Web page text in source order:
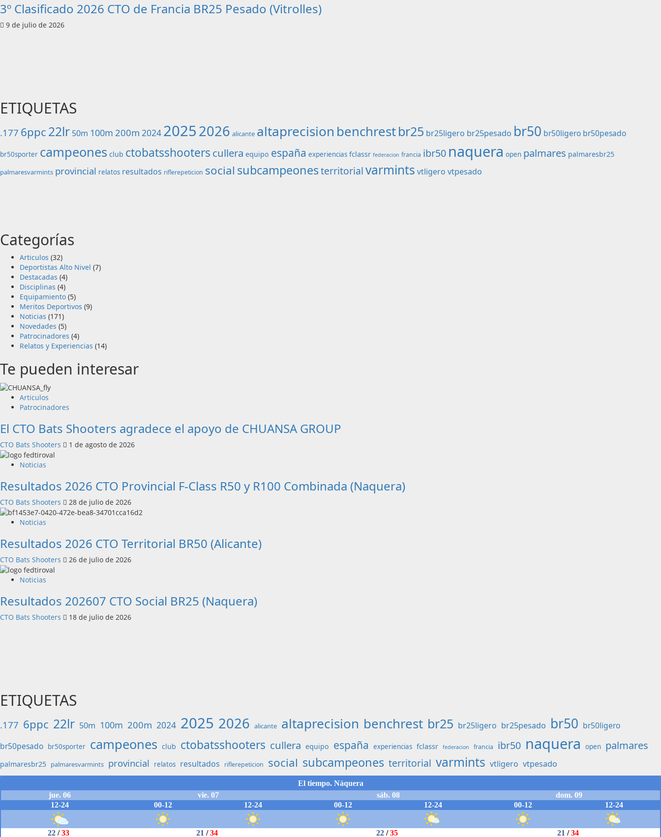
3º Clasificado 2026 CTO de Francia BR25 Pesado (Vitrolles)
9 de julio de 2026
ETIQUETAS
.177 6ppc22lr 50m 100m 200m 2024 20252026 alicante altaprecision benchrestbr25 br25ligero br25pesado br50 br50ligero br50pesado
br50sporter campeones club ctobatsshooters cullera equipo españa experiencias fclassr federacion francia ibr50 naquera open palmares palmaresbr25
palmaresvarmints provincial relatos resultados riflerepeticion social subcampeonesterritorialvarmints vtligero vtpesado
Categorías
Articulos (32)
Deportistas Alto Nivel (7)
Destacadas (4)
Disciplinas (4)
Equipamiento (5)
Meritos Deportivos (9)
Noticias (171)
Novedades (5)
Patrocinadores (4)
Relatos y Experiencias (14)
Te pueden interesar
Articulos
Patrocinadores
El CTO Bats Shooters agradece el apoyo de CHUANSA GROUP
CTO Bats Shooters 1 de agosto de 2026
Noticias
Resultados 2026 CTO Provincial F-Class R50 y R100 Combinada (Naquera)
CTO Bats Shooters 28 de julio de 2026
Noticias
Resultados 2026 CTO Territorial BR50 (Alicante)
CTO Bats Shooters 26 de julio de 2026
Noticias
Resultados 202607 CTO Social BR25 (Naquera)
CTO Bats Shooters 18 de julio de 2026
ETIQUETAS
.177 6ppc 22lr 50m 100m 200m 2024 2025 2026 alicante altaprecision benchrest br25 br25ligero br25pesado br50 br50ligero
br50pesado br50sporter campeones club ctobatsshooters cullera equipo españa experiencias fclassr federacion francia ibr50 naquera open palmares
palmaresbr25 palmaresvarmints provincial relatos resultados riflerepeticion social subcampeones territorial varmints vtligero vtpesado